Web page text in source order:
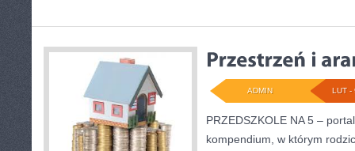
LUT -
ADMIN
PRZEDSZKOLE NA 5 –
kompendium, w którym